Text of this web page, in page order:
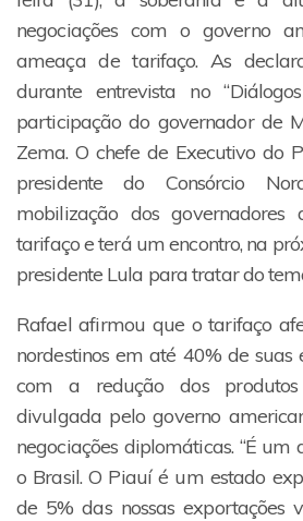
negociações com o governo
ameaça de tarifaço. As
durante entrevista no
participação do governador de
Zema. O chefe de Executivo do
presidente do Consórcio
mobilização dos
tarifaço e terá um encontro, na
presidente Lula para tratar do
Rafael afirmou que o tarifaço
nordestinos em até 40% de suas
com a redução dos
divulgada pelo governo
negociações diplomáticas. “É
o Brasil. O Piauí é um estado
de 5% das nossas exportações